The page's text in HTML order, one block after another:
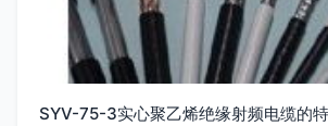
SYV-75-3实心聚乙烯绝缘射频电缆的